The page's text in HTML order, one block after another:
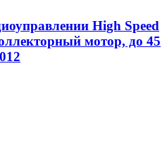
High Speed
мотор, до 45